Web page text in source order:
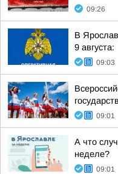
09:26
В
9 августа:
09:03
09:01
А что
неделе?
09:01